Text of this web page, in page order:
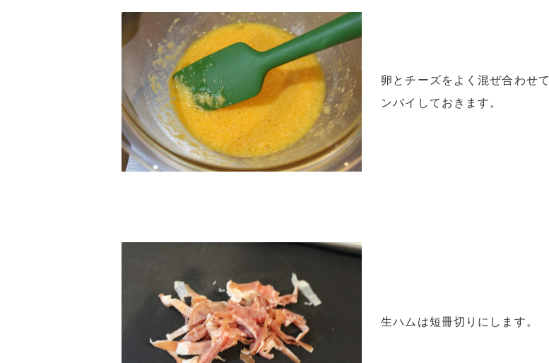
卵とチーズをよく混ぜ合わせ
ンバイしておきます。
生ハムは短冊切りにします。